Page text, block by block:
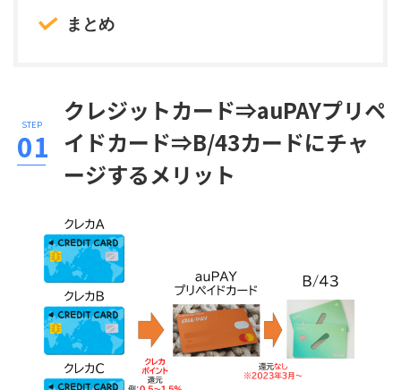
まとめ
クレジットカード⇒auPAYプリペ
イドカード⇒B/43カードにチャ
ージするメリット